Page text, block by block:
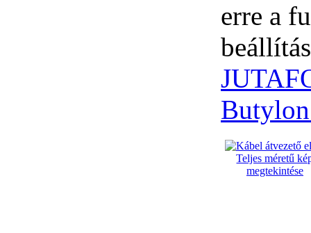
erre a
Teljes méretű
megtekintése